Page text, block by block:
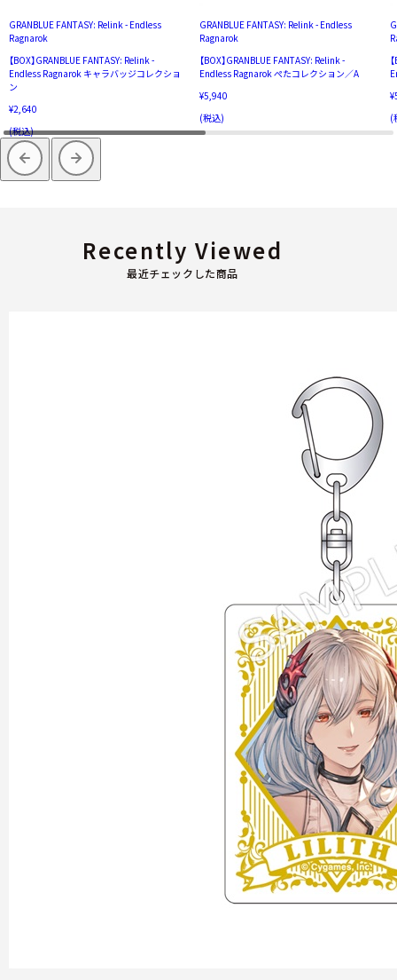
GRANBLUE FANTASY: Relink - Endless
Ragnarok
【BOX】GRANBLUE FANTASY: Relink -
Endless Ragnarok キャラバッジコレクショ
ン
¥2,640
(税込)
GRANBLUE FANTASY: Relink - Endless
Ragnarok
【BOX】GRANBLUE FANTASY: Relink -
Endless Ragnarok ぺたコレクション／A
¥5,940
(税込)
(
最近チェックした商品
Recently Viewed